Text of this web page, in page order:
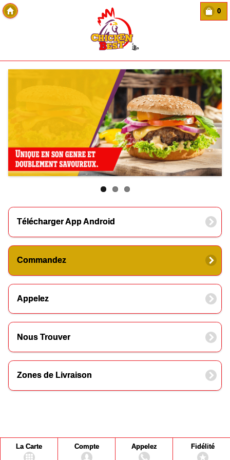
0
Télécharger App Android
Commandez
Appelez
Nous Trouver
Zones de Livraison
La Carte Compte Appelez Fidélité
Copyright Des-click